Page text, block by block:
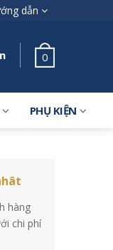
dẫn
0
PHỤ KIỆN
hàng
chi phí